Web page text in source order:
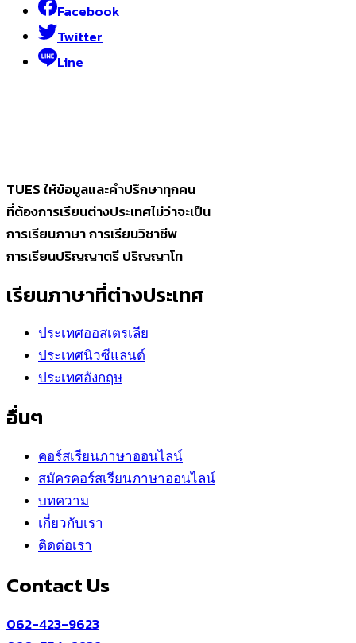
Facebook
Twitter
Line
TUES ให้ข้อมูลและคำปรึกษาทุกคน
ที่ต้องการเรียนต่างประเทศไม่ว่าจะเป็น
การเรียนภาษา การเรียนวิชาชีพ
การเรียนปริญญาตรี ปริญญาโท
เรียนภาษาที่ต่างประเทศ
ประเทศออสเตรเลีย
ประเทศนิวซีแลนด์
ประเทศอังกฤษ
อื่นๆ
คอร์สเรียนภาษาออนไลน์
สมัครคอร์สเรียนภาษาออนไลน์
บทความ
เกี่ยวกับเรา
ติดต่อเรา
Contact Us
062-423-9623